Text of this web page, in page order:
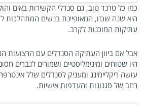
היא שנה שכזו, המאופיינת בנשים המתהלכות
עתיקות המוכנות לקרב.
אבל אם ביוון העתיקה הסנדלים עם הרצועות
היו שטוחים ומינימליסטיים ושמורים לגברים
עושה ריקליימינג ומעניק לסנדלים שלל
רחב של סגנונות והעדפות אישיות.